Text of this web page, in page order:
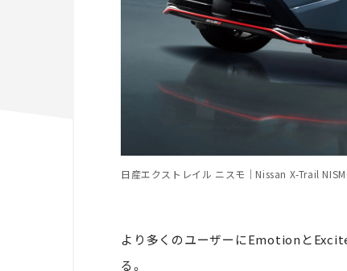
日産エクストレイル ニスモ｜Nissan X-Trail
より多くのユーザーにEmotionと
る。